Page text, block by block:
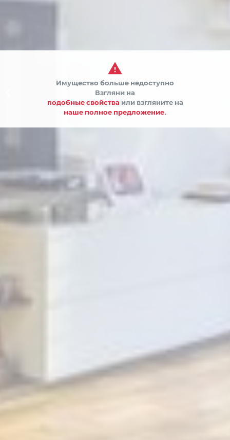

Имущество больше недоступно
Взгляни на
подобные свойства или взгляните на
наше полное предложение.